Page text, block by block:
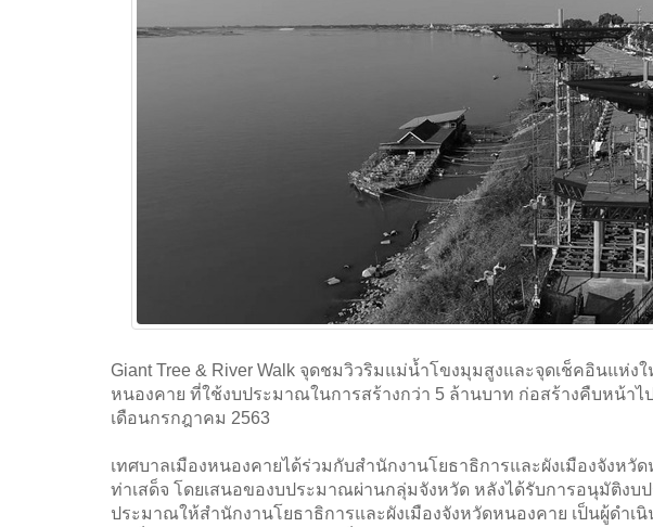
Giant Tree & River Walk จุดชมวิวริมแม่น้ำโขงมุมสูงและจุดเช็คอินแห่ง
หนองคาย ที่ใช้งบประมาณในการสร้างกว่า 5 ล้านบาท ก่อสร้างคืบหน้าไ
เดือนกรกฎาคม 2563
เทศบาลเมืองหนองคายได้ร่วมกับสำนักงานโยธาธิการและผังเมืองจังห
ท่าเสด็จ โดยเสนอของบประมาณผ่านกลุ่มจังหวัด หลังได้รับการอนุมัติงบ
ประมาณให้สำนักงานโยธาธิการและผังเมืองจังหวัดหนองคาย เป็นผู้ดำ